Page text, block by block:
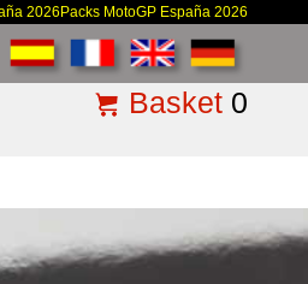
2026 Packs MotoGP España 2026
Basket 0